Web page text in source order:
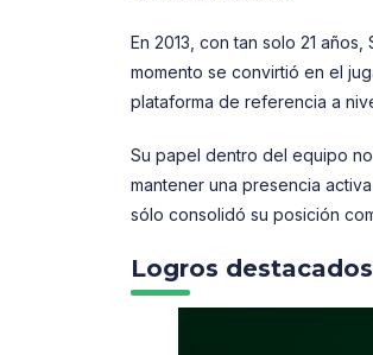
En 2013, con tan solo 21
momento se convirtió en el
plataforma de referencia a
Su papel dentro del equipo
mantener una presencia
sólo consolidó su posición
Logros